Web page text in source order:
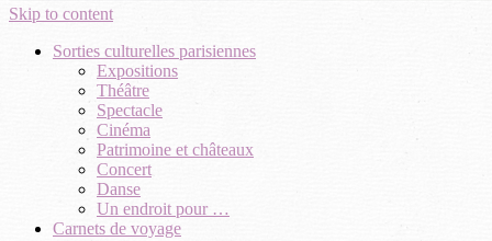
Skip to content
Sorties culturelles parisiennes
Expositions
Théâtre
Spectacle
Cinéma
Patrimoine et châteaux
Concert
Danse
Un endroit pour …
Carnets de voyage